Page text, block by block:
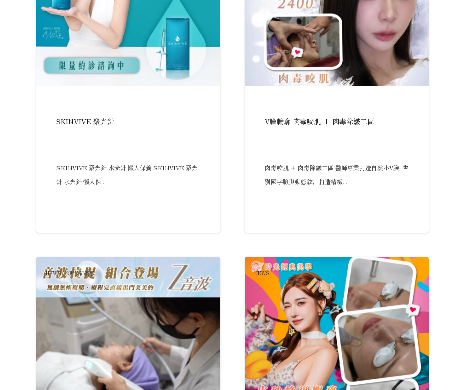
SKINVIVE 聚光針
SKINVIVE 聚光針 水光針 懶人保養 SKINVIVE 聚光
針 水光針 懶人保...
V臉輪廓 肉毒咬肌 + 肉毒除皺二區
肉毒咬肌 ＋ 肉毒除皺二區 醫師專業打造自然小V臉 告
別國字臉與動態紋，打造精緻...
NEWS,診所最新優惠 NEWS